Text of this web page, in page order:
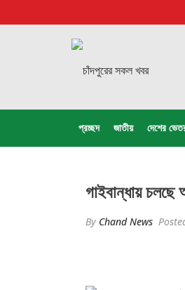
প্রচ্ছদ জাতীয় দেশের
গাইবান্ধায় চলছে
By Chand News